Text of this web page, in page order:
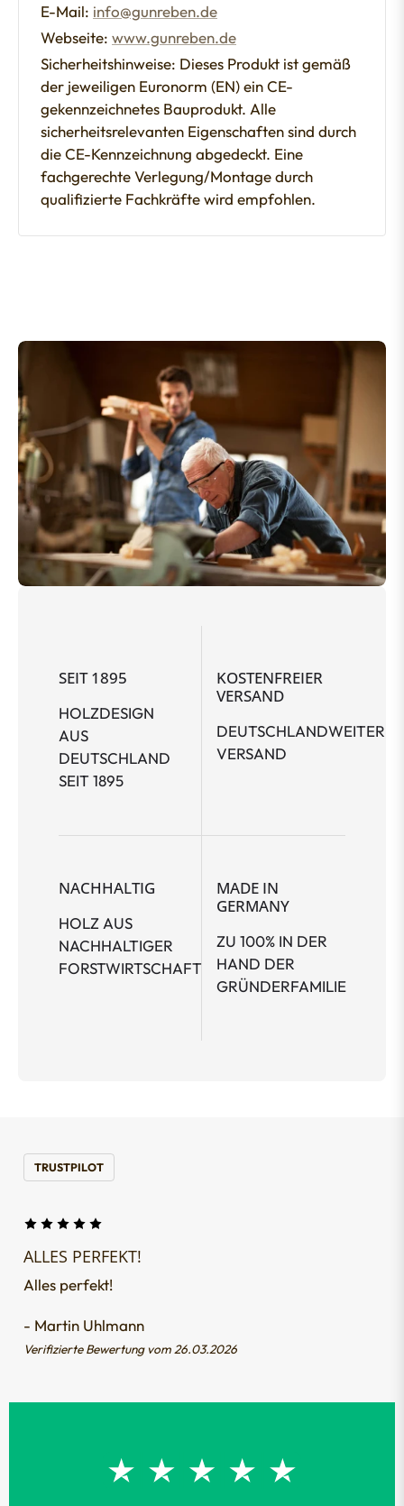
E-Mail: info@gunreben.de
Webseite: www.gunreben.de
Sicherheitshinweise: Dieses Produkt ist gemäß
der jeweiligen Euronorm (EN) ein CE-
gekennzeichnetes Bauprodukt. Alle
sicherheitsrelevanten Eigenschaften sind durch
die CE-Kennzeichnung abgedeckt. Eine
fachgerechte Verlegung/Montage durch
qualifizierte Fachkräfte wird empfohlen.
SEIT 1895
HOLZDESIGN
AUS
DEUTSCHLAND
SEIT 1895
KOSTENFREIER
VERSAND
DEUTSCHLANDWEITER
VERSAND
NACHHALTIG
HOLZ AUS
NACHHALTIGER
FORSTWIRTSCHAFT
MADE IN
GERMANY
ZU 100% IN DER
HAND DER
GRÜNDERFAMILIE
TRUSTPILOT
ALLES PERFEKT!
Alles perfekt!
- Martin Uhlmann
Verifizierte Bewertung vom 26.03.2026